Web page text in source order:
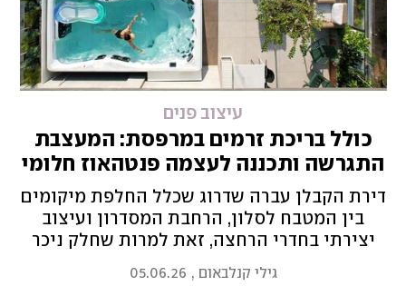
עיצוב פנים
כולל בריכת זרמים במרפסת: המעצבת
התגרשה ותכננה לעצמה פנטהאוז חלומי
דירת הקבלן עברה שדרוג שכלל החלפת מיקומים
בין המטבח לסלון, הרחבת המסדרון ועיצוב
יצירתי בחדרי הרחצה, זאת למרות שחלק ניכר
גילי קנלבאום ,
05.06.26